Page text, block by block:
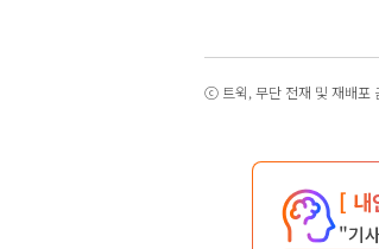
ⓒ 트윅, 무단 전재 및 재배포
[ 내
"기